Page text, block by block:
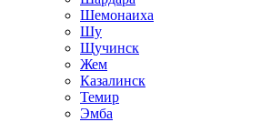
Шемонаиха
Шу
Щучинск
Жем
Казалинск
Темир
Эмба